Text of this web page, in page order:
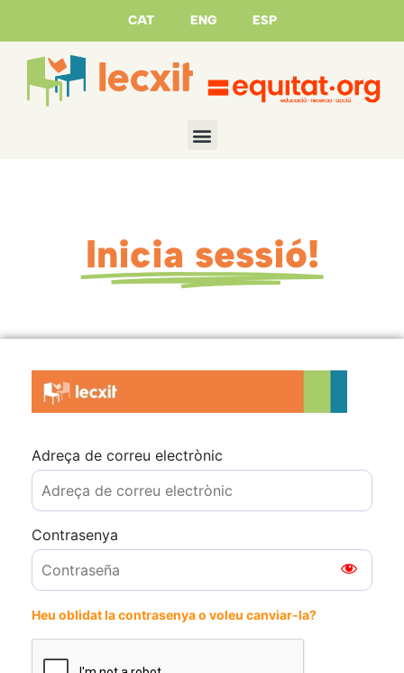
CAT ENG ESP
Inicia sessió!
Adreça de correu electrònic
Contrasenya
Heu oblidat la contrasenya o voleu canviar-la?